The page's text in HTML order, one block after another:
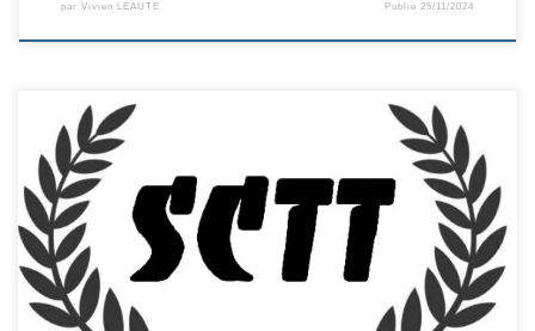
par Vivien LEAUTE Publié25/11/2024
R2-> Aizenay 4-10 St Colomban PR-> St Colomban 14–6 Pellerin D2->
Villeneuve 7–13 St Colomban D4 -> Pallet 7–3 St Colomban
Cadets/Juniors D2-> Aigrefeuille 1–9 St Colomban